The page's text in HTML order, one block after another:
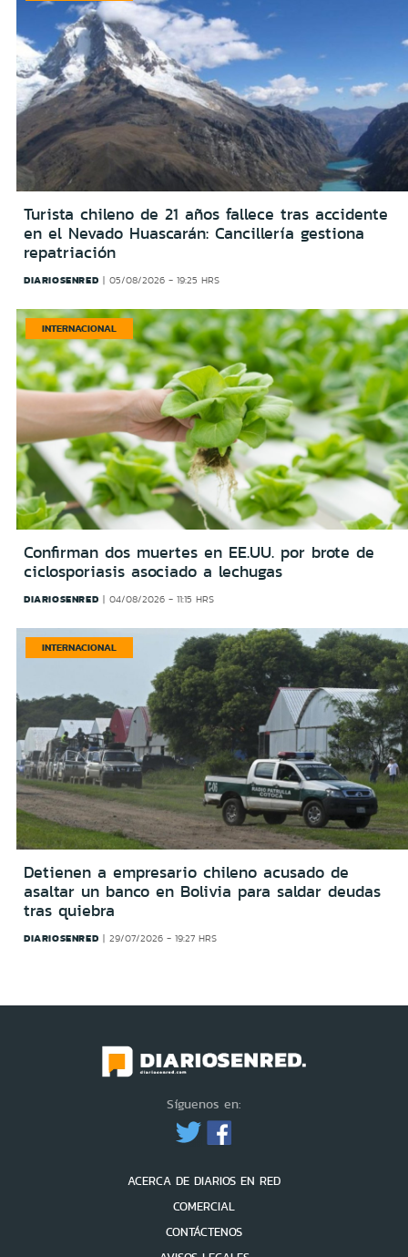
Turista chileno de 21 años fallece tras accidente
en el Nevado Huascarán: Cancillería gestiona
repatriación
DIARIOSENRED 05/08/2026 - 19:25 HRS
INTERNACIONAL
Confirman dos muertes en EE.UU. por brote de
ciclosporiasis asociado a lechugas
DIARIOSENRED 04/08/2026 - 11:15 HRS
INTERNACIONAL
Detienen a empresario chileno acusado de
asaltar un banco en Bolivia para saldar deudas
tras quiebra
DIARIOSENRED 29/07/2026 - 19:27 HRS
Síguenos en:
ACERCA DE DIARIOS EN RED
COMERCIAL
CONTÁCTENOS